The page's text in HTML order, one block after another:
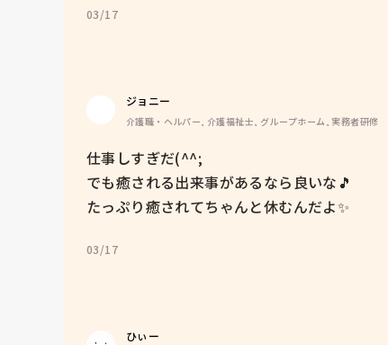
03/17
ジョニー
介護職・ヘルパー, 介護福祉士, グループホーム, 実務者研修
仕事しすぎだ(^^;
でも癒される出来事があるなら良いな🎵
03/17
ひぃー